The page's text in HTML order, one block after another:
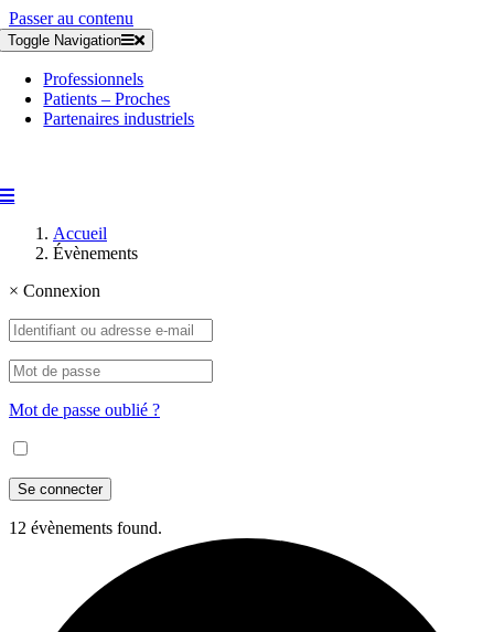
Passer au contenu
Toggle Navigation
Professionnels
Patients – Proches
Partenaires industriels
Accueil
Évènements
× Connexion
Mot de passe oublié ?
12 évènements found.